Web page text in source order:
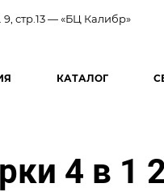
9, стр.13 — «БЦ Калибр»
КАТАЛОГ
4 в 1